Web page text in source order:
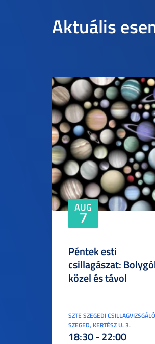
Aktuális
AUG
7
Péntek esti
csillagászat:
közel és távol
SZTE SZEGEDI
SZEGED, KERTÉSZ U. 3.
18:30 - 22:00